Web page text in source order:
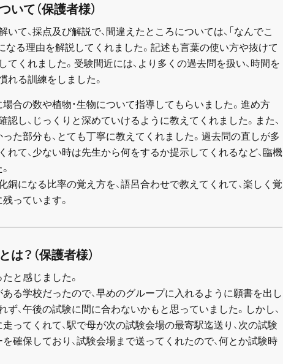
て（保護者様）
て、採点及び解説で、間違えたところについては、「なんでこ
なる理由を解説してくれました。記述も言葉の使い方や抜けて
てくれました。受験間近には、より多くの過去問を扱い、時間を
れる訓練をしました。
場合の数や植物・生物について指導してもらいました。進め方
認し、じっくりと深めていけるように教えてくれました。また、
た部分も、とても丁寧に教えてくれました。過去問の直しが多
れて、少ない時は先生から何をするか提示してくれるなど、臨機
銅になる比率の覚え方を、語呂合わせで教えてくれて、楽しく覚
っています。
？（保護者様）
と感じました。
る学校だったので、早めのグループに入れるように願書を出し
ず、午後の試験に間に合わないかもと思っていました。しかし、
ってくれて、駅で母が次の試験会場の最寄駅迄送り、次の試験
確保しており、試験会場まで送ってくれたので、何とか試験時